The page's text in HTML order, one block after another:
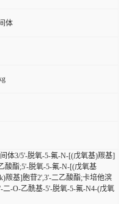
体
体3/5'-脱氧-5-氟-N-[(戊氧基)羰基]
酸酯;5'-脱氧-5-氟-N-[(戊氧基
羰基]胞苷2',3'-二乙酸酯;卡培他滨
二-O-乙酰基-5'-脱氧-5-氟-N4-(戊氧